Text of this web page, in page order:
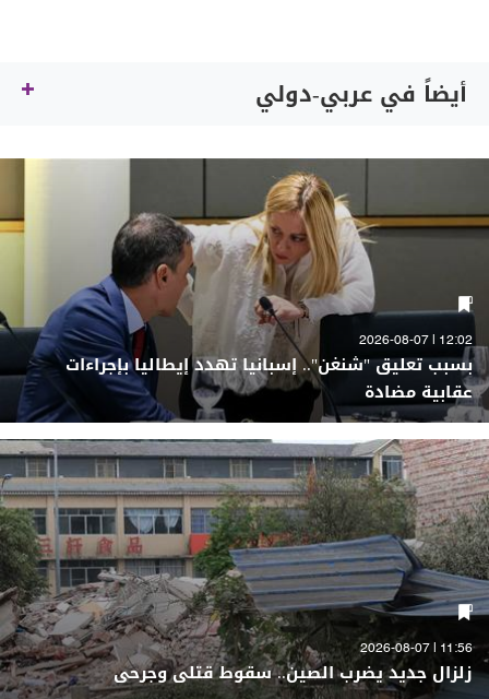
أيضاً في عربي-دولي
12:02 | 2026-08-07
بسبب تعليق "شنغن".. إسبانيا تهدد إيطاليا بإجراءات
عقابية مضادة
11:56 | 2026-08-07
زلزال جديد يضرب الصين.. سقوط قتلى وجرحى